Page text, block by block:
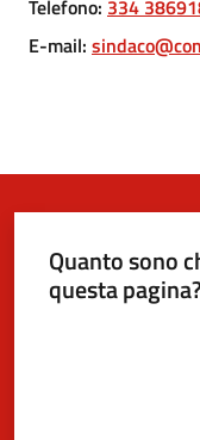
5x1000
Tutti
argomenti
Telefono: 334
E-mail:
Quanto sono
questa pagina?